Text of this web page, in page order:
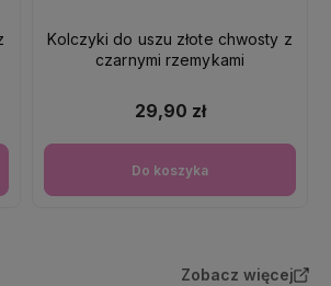
Kolczyki do uszu złote chwosty z
czarnymi rzemykami
29,90 zł
Do koszyka
Zobacz więcej